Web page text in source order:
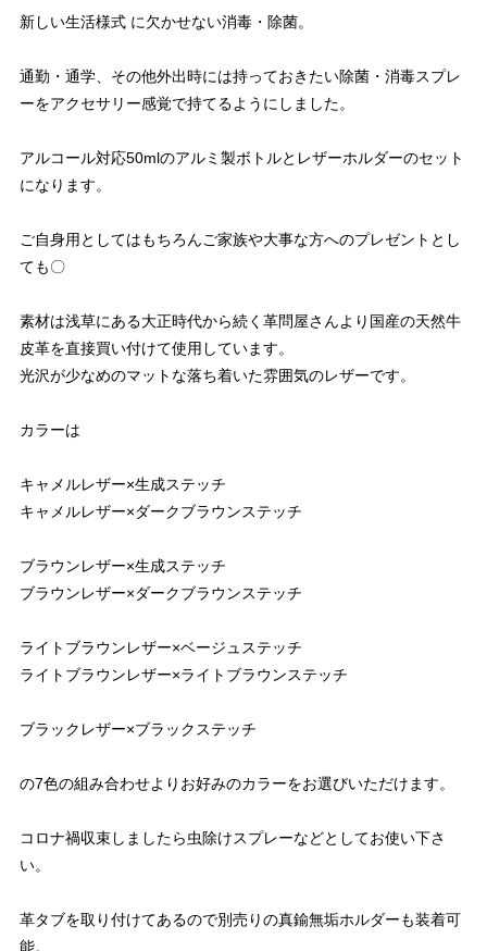
新しい生活様式 に欠かせない消毒・除菌。
通勤・通学、その他外出時には持っておきたい除菌・消毒スプレ
ーをアクセサリー感覚で持てるようにしました。
アルコール対応50mlのアルミ製ボトルとレザーホルダーのセット
になります。
ご自身用としてはもちろんご家族や大事な方へのプレゼントとし
ても〇
素材は浅草にある大正時代から続く革問屋さんより国産の天然牛
皮革を直接買い付けて使用しています。
光沢が少なめのマットな落ち着いた雰囲気のレザーです。
カラーは
キャメルレザー×生成ステッチ
キャメルレザー×ダークブラウンステッチ
ブラウンレザー×生成ステッチ
ブラウンレザー×ダークブラウンステッチ
ライトブラウンレザー×ベージュステッチ
ライトブラウンレザー×ライトブラウンステッチ
ブラックレザー×ブラックステッチ
の7色の組み合わせよりお好みのカラーをお選びいただけます。
コロナ禍収束しましたら虫除けスプレーなどとしてお使い下さ
い。
革タブを取り付けてあるので別売りの真鍮無垢ホルダーも装着可
能。